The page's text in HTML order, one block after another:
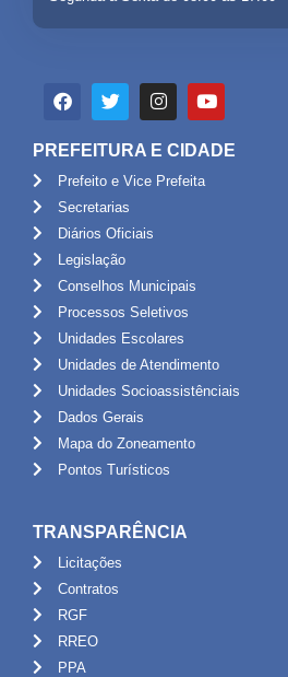
PREFEITURA E CIDADE
Prefeito e Vice Prefeita
Secretarias
Diários Oficiais
Legislação
Conselhos Municipais
Processos Seletivos
Unidades Escolares
Unidades de Atendimento
Unidades Socioassistênciais
Dados Gerais
Mapa do Zoneamento
Pontos Turísticos
TRANSPARÊNCIA
Licitações
Contratos
RGF
RREO
PPA